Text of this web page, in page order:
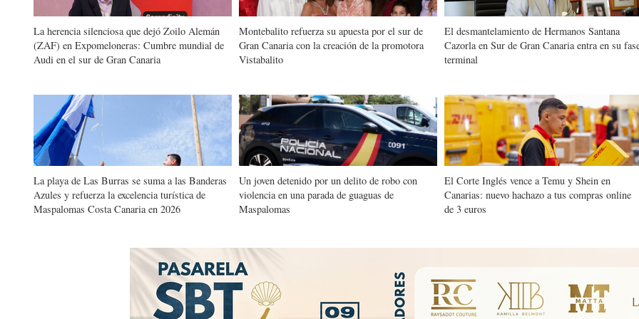
La herencia silenciosa que dejó Zoilo Alemán
(ZAF) en Expomeloneras: Cumbre mundial de
Audi en el sur de Gran Canaria
Montebalito refuerza su apuesta por el sur de
Gran Canaria con la creación de la promotora
Vistabalito
El desmantelamiento de Hermanos Santana
Cazorla en Sur de Gran Canaria entra en su
terminal
La playa de Las Burras se suma a las Banderas
Azules y refuerza la excelencia turística de
Maspalomas Costa Canaria en 2026
Un joven detenido por un delito de robo con
violencia en una parada de guaguas de
Maspalomas
El Corte Inglés vence a Temu y Shein en
Canarias: nuevo hachazo a tus compras online
de 3 euros